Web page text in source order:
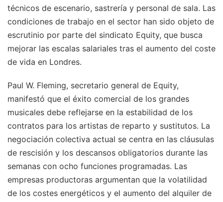
técnicos de escenario, sastrería y personal de sala. Las
condiciones de trabajo en el sector han sido objeto de
escrutinio por parte del sindicato Equity, que busca
mejorar las escalas salariales tras el aumento del coste
de vida en Londres.
Paul W. Fleming, secretario general de Equity,
manifestó que el éxito comercial de los grandes
musicales debe reflejarse en la estabilidad de los
contratos para los artistas de reparto y sustitutos. La
negociación colectiva actual se centra en las cláusulas
de rescisión y los descansos obligatorios durante las
semanas con ocho funciones programadas. Las
empresas productoras argumentan que la volatilidad
de los costes energéticos y el aumento del alquiler de